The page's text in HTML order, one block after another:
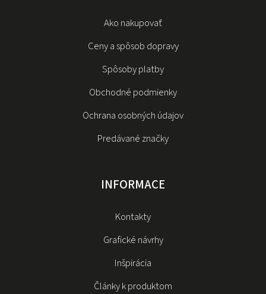
Ako nakupovať
Ceny a spôsob dopravy
Spôsoby platby
Obchodné podmienky
Ochrana osobných údajov
Predávané značky
INFORMACE
Kontakty
Grafické návrhy
Inšpirácia
Články k produktom